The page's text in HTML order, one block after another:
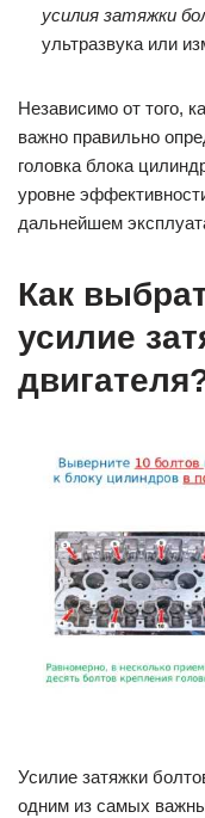
усилия затяжки
ультразвука или
Независимо от того,
важно правильно
головка блока
уровне
дальнейшем
Как
усилие
Усилие затяжки
одним из самых